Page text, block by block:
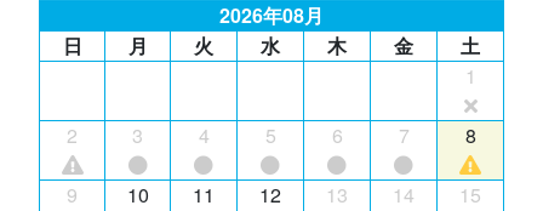
2026年08月
日
月 火 水 木 金
土
1
2 3 4 5 6 7 8
9 10 11 12 13 14 15